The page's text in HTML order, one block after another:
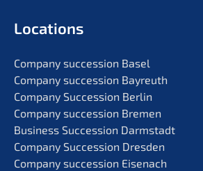
Locati­ons
Compa­ny succes­si­on Basel
Compa­ny succes­si­on Bayreuth
Compa­ny Succes­si­on Berlin
Compa­ny succes­si­on Bremen
Business Succes­si­on Darmstadt
Compa­ny Succes­si­on Dresden
Compa­ny succes­si­on Eisenach